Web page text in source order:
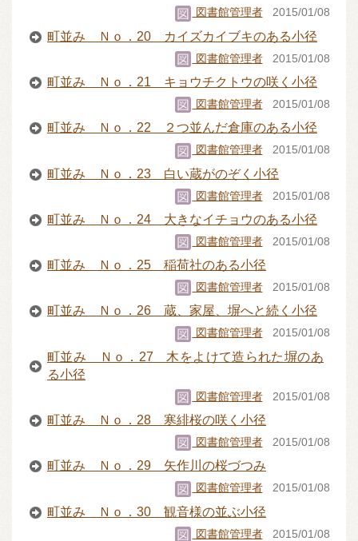
2015/01/08
図書館管理者
町並み Ｎｏ．20 カイズカイブキのある小径
2015/01/08
図書館管理者
町並み Ｎｏ．21 キョウチクトウの咲く小径
2015/01/08
図書館管理者
町並み Ｎｏ．22 ２つ並んだ倉庫のある小径
2015/01/08
図書館管理者
町並み Ｎｏ．23 白い蔵がのぞく小径
2015/01/08
図書館管理者
町並み Ｎｏ．24 大きなイチョウのある小径
2015/01/08
図書館管理者
町並み Ｎｏ．25 稲荷社のある小径
2015/01/08
図書館管理者
町並み Ｎｏ．26 蔵、家屋、塀へと続く小径
2015/01/08
図書館管理者
町並み Ｎｏ．27 木をよけて造られた塀のあ
る小径
2015/01/08
図書館管理者
町並み Ｎｏ．28 寒緋桜の咲く小径
2015/01/08
図書館管理者
町並み Ｎｏ．29 矢作川の桜づつみ
2015/01/08
図書館管理者
町並み Ｎｏ．30 観音様の並ぶ小径
2015/01/08
図書館管理者